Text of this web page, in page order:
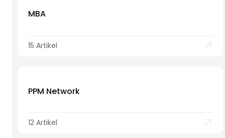
MBA
15 Artikel
PPM Network
12 Artikel